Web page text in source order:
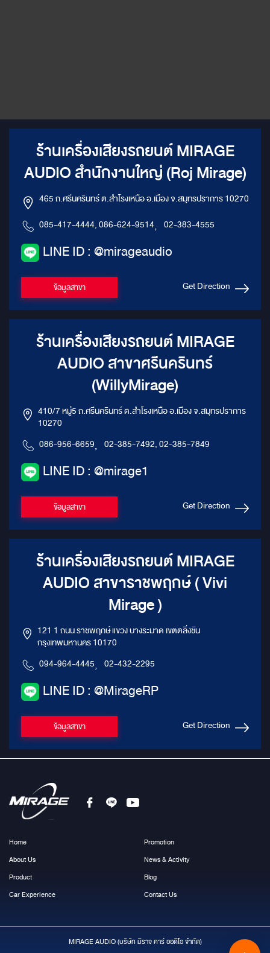
ร้านเครื่องเสียงรถยนต์ MIRAGE
AUDIO สำนักงานใหญ่ (Roj Mirage)
465 ถ.ศรีนครินทร์ ต.สำโรงเหนือ อ.เมือง จ.สมุทรปราการ 10270
085-417-4444, 086-624-9514, 02-383-4555
LINE ID : @mirageaudio
ข้อมูลสาขา Get Direction
ร้านเครื่องเสียงรถยนต์ MIRAGE
AUDIO สาขาศรีนครินทร์
(WillyMirage)
410/7 หมู่5 ถ.ศรีนครินทร์ ต.สำโรงเหนือ อ.เมือง จ.สมุทรปราการ
10270
086-956-6659, 02-385-7492, 02-385-7849
LINE ID : @mirage1
ข้อมูลสาขา Get Direction
ร้านเครื่องเสียงรถยนต์ MIRAGE
AUDIO สาขาราชพฤกษ์ ( Vivi
Mirage )
121 1 ถนน ราชพฤกษ์ แขวง บางระมาด เขตตลิ่งชัน
กรุงเทพมหานคร 10170
094-964-4445, 02-432-2295
LINE ID : @MirageRP
ข้อมูลสาขา Get Direction
Home
About Us
Product
Car Experience
Promotion
News & Activity
Blog
Contact Us
MIRAGE AUDIO (บริษัท มีราจ คาร์ ออดิโอ จำกัด)